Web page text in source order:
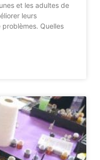
et les adultes de
leurs
Quelles